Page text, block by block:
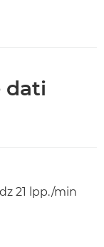
dati
21 lpp./min